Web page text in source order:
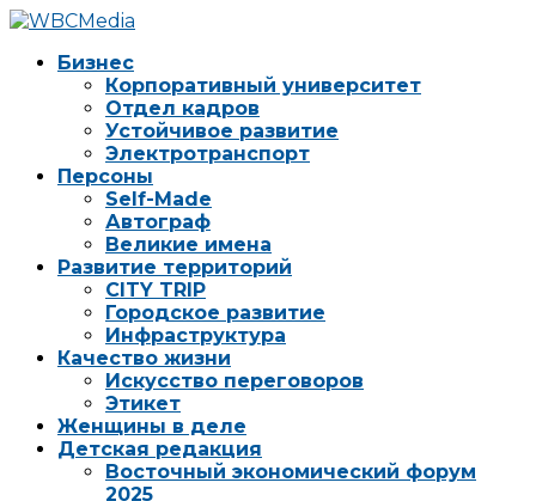
Бизнес
Корпоративный университет
Отдел кадров
Устойчивое развитие
Электротранспорт
Персоны
Self-Made
Автограф
Великие имена
Развитие территорий
CITY TRIP
Городское развитие
Инфраструктура
Качество жизни
Искусство переговоров
Этикет
Женщины в деле
Детская редакция
Восточный экономический форум
2025